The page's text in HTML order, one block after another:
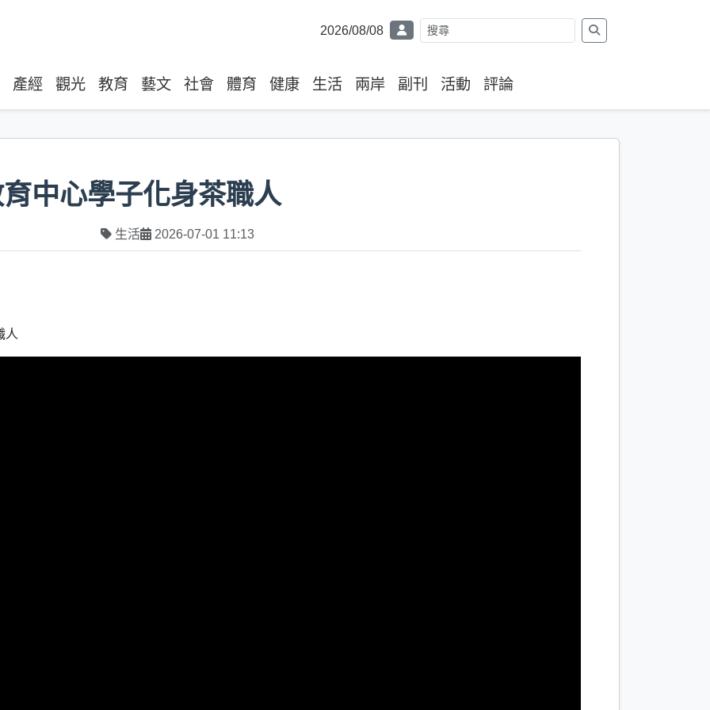
2026/08/08
產經 觀光 教育 藝文 社會 體育 健康 生活 兩岸 副刊 活動 評論
中心學子化身茶職人
生活 2026-07-01 11:13